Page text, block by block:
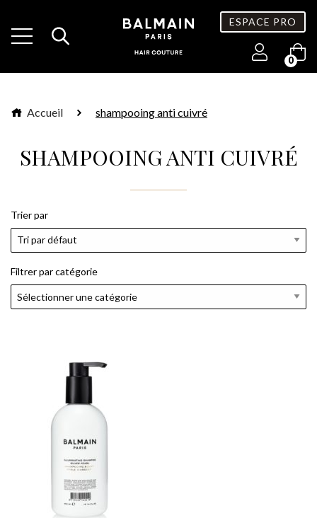
ESPACE PRO
0
Accueil shampooing anti cuivré
SHAMPOOING ANTI CUIVRÉ
Trier par
Filtrer par catégorie